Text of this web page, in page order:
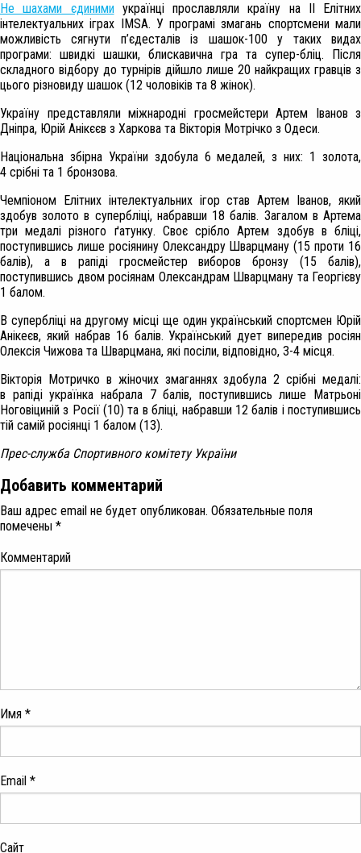
Не шахами єдиними українці прославляли країну на ІІ Елітних
інтелектуальних іграх IMSA. У програмі змагань спортсмени мали
можливість сягнути п’єдесталів із шашок-100 у таких видах
програми: швидкі шашки, блискавична гра та супер-бліц. Після
складного відбору до турнірів дійшло лише 20 найкращих гравців з
цього різновиду шашок (12 чоловіків та 8 жінок).
Україну представляли міжнародні гросмейстери Артем Іванов з
Дніпра, Юрій Анікєєв з Харкова та Вікторія Мотрічко з Одеси.
Національна збірна України здобула 6 медалей, з них: 1 золота,
4 срібні та 1 бронзова.
Чемпіоном Елітних інтелектуальних ігор став Артем Іванов, який
здобув золото в супербліці, набравши 18 балів. Загалом в Артема
три медалі різного ґатунку. Своє срібло Артем здобув в бліці,
поступившись лише росіянину Олександру Шварцману (15 проти 16
балів), а в рапіді гросмейстер виборов бронзу (15 балів),
поступившись двом росіянам Олександрам Шварцману та Георгієву
1 балом.
В супербліці на другому місці ще один український спортсмен Юрій
Анікеєв, який набрав 16 балів. Український дует випередив росіян
Олексія Чижова та Шварцмана, які посіли, відповідно, 3-4 місця.
Вікторія Мотричко в жіночих змаганнях здобула 2 срібні медалі:
в рапіді українка набрала 7 балів, поступившись лише Матрьоні
Ноговіциній з Росії (10) та в бліці, набравши 12 балів і поступившись
тій самій росіянці 1 балом (13).
Прес-служба Спортивного комітету України
Добавить комментарий
Ваш адрес email не будет опубликован. Обязательные поля
помечены *
Комментарий
Имя *
Email *
Сайт